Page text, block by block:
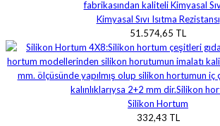
Kimyasal Sıvı Isıtma Rezistansı
51.574,65 TL
Silikon Hortum
332,43 TL